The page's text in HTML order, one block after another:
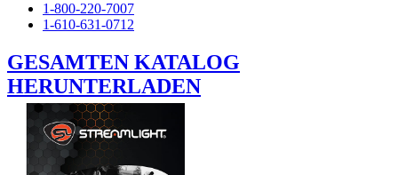
1-800-220-7007
1-610-631-0712
GESAMTEN KATALOG
HERUNTERLADEN